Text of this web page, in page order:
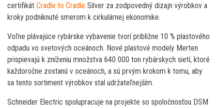
certifikát Cradle to Cradle Silver za zodpovedný dizajn výrobkov a
kroky podniknuté smerom k cirkulárnej ekonomike.
Voľne plávajúce rybárske vybavenie tvorí približne 10 % plastového
odpadu vo svetových oceánoch. Nové plastové modely Merten
prispievajú k zníženiu množstva 640 000 ton rybárskych sietí, ktoré
každoročne zostanú v oceánoch, a sú prvým krokom k tomu, aby
sa tento sortiment výrobkov stal udržateľnejším.
Schneider Electric spolupracuje na projekte so spoločnosťou DSM